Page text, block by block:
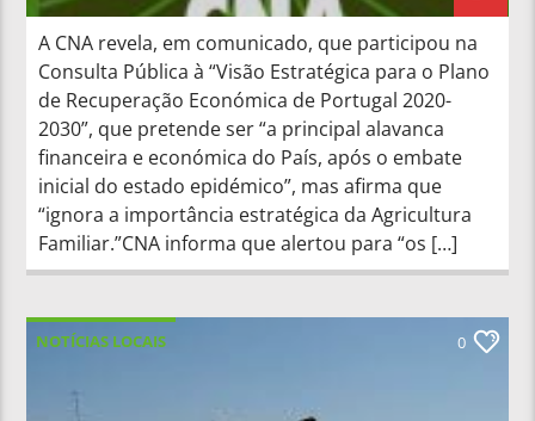
A CNA revela, em comunicado, que participou na
Consulta Pública à “Visão Estratégica para o Plano
de Recuperação Económica de Portugal 2020-
2030”, que pretende ser “a principal alavanca
financeira e económica do País, após o embate
inicial do estado epidémico”, mas afirma que
“ignora a importância estratégica da Agricultura
Familiar.”CNA informa que alertou para “os […]
NOTÍCIAS LOCAIS 0